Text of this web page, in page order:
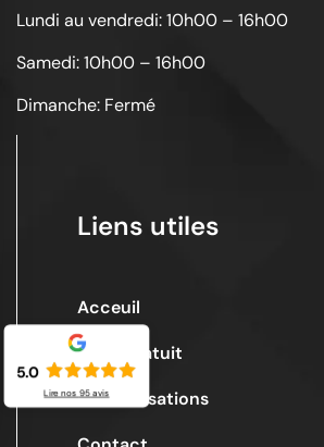
Lundi au vendredi: 10h00 – 16h00
Samedi: 10h00 – 16h00
Dimanche: Fermé
Liens utiles
Acceuil
Devis gratuit
Nos réalisations
5.0
Lire nos 95avis